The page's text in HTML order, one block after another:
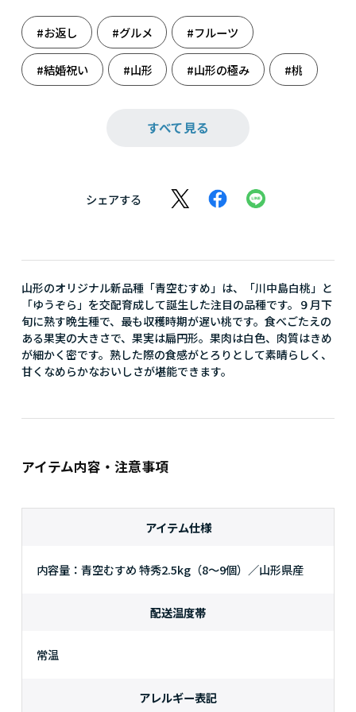
#お返し #グルメ #フルーツ
#結婚祝い #山形 #山形の極み #桃
すべて見る
シェアする
山形のオリジナル新品種「青空むすめ」は、「川中島白桃」と
「ゆうぞら」を交配育成して誕生した注目の品種です。９月下
旬に熟す晩生種で、最も収穫時期が遅い桃です。食べごたえの
ある果実の大きさで、果実は扁円形。果肉は白色、肉質はきめ
が細かく密です。熟した際の食感がとろりとして素晴らしく、
甘くなめらかなおいしさが堪能できます。
アイテム内容・注意事項
アイテム仕様
内容量：青空むすめ 特秀2.5kg（8～9個）／山形県産
配送温度帯
常温
アレルギー表記